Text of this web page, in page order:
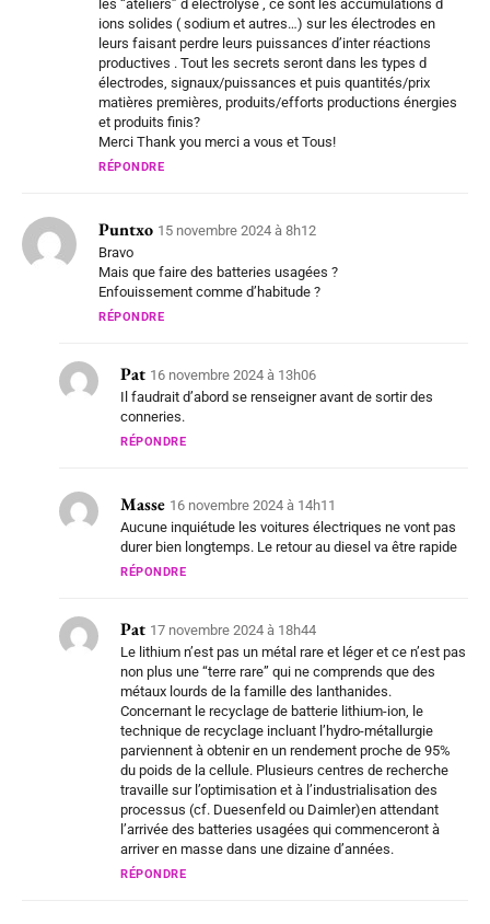
les “ateliers” d électrolyse , ce sont les accumulations d
ions solides ( sodium et autres…) sur les électrodes en
leurs faisant perdre leurs puissances d’inter réactions
productives . Tout les secrets seront dans les types d
électrodes, signaux/puissances et puis quantités/prix
matières premières, produits/efforts productions énergies
et produits finis?
Merci Thank you merci a vous et Tous!
RÉPONDRE
Puntxo 15 novembre 2024 à 8h12
Bravo
Mais que faire des batteries usagées ?
Enfouissement comme d’habitude ?
RÉPONDRE
Pat 16 novembre 2024 à 13h06
Il faudrait d’abord se renseigner avant de sortir des
conneries.
RÉPONDRE
Masse 16 novembre 2024 à 14h11
Aucune inquiétude les voitures électriques ne vont pas
durer bien longtemps. Le retour au diesel va être rapide
RÉPONDRE
Pat 17 novembre 2024 à 18h44
Le lithium n’est pas un métal rare et léger et ce n’est pas
non plus une “terre rare” qui ne comprends que des
métaux lourds de la famille des lanthanides.
Concernant le recyclage de batterie lithium-ion, le
technique de recyclage incluant l’hydro-métallurgie
parviennent à obtenir en un rendement proche de 95%
du poids de la cellule. Plusieurs centres de recherche
travaille sur l’optimisation et à l’industrialisation des
processus (cf. Duesenfeld ou Daimler)en attendant
l’arrivée des batteries usagées qui commenceront à
arriver en masse dans une dizaine d’années.
RÉPONDRE